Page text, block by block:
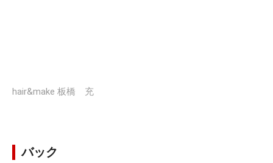
hair&make 板橋 充
バック